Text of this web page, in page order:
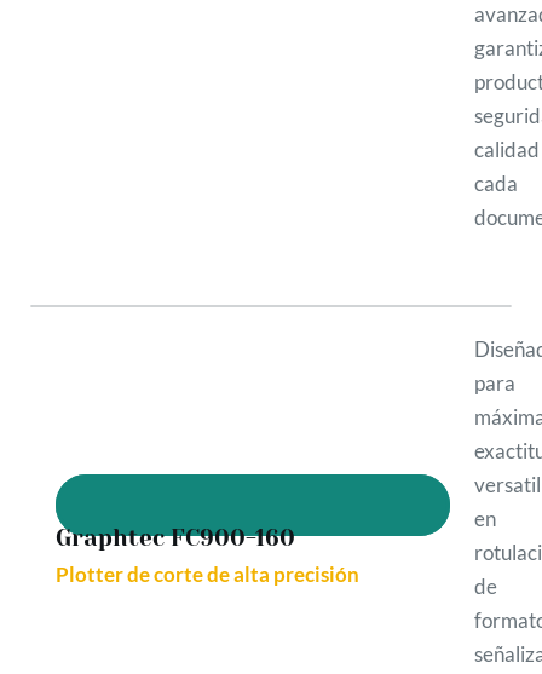
cada
Graphtec FC900-160
Plotter de corte de alta precisión
para
en
de